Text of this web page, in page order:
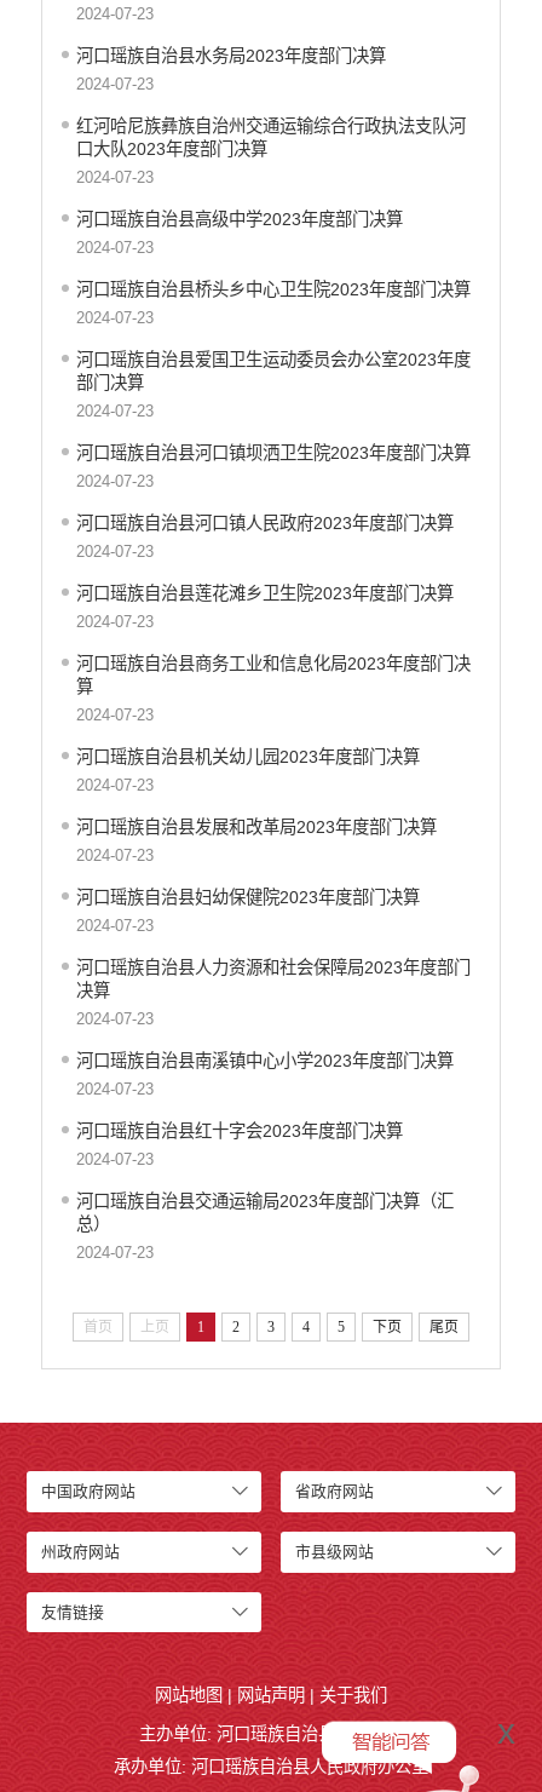
人力资源管理信息公开
乡村振兴工作信息公开
文化机构信息公开
民政信息公开
行政许可
行政处罚和行政强制
行政事业性收费
政府集中采购
公务员招录
建议提案办理答复
减税降费
重大决策
财政资金直达基层
乡村振兴
生态环境
义务教育
政府网站工作年度报表
统计信息
公共文化服务
食品药品监管
应急预案
2024-07-23
河口瑶族自治县水务局2023年度部门决算
2024-07-23
红河哈尼族彝族自治州交通运输综合行政执法支队河
口大队2023年度部门决算
2024-07-23
河口瑶族自治县高级中学2023年度部门决算
2024-07-23
河口瑶族自治县桥头乡中心卫生院2023年度部门决算
2024-07-23
河口瑶族自治县爱国卫生运动委员会办公室2023年度
部门决算
2024-07-23
河口瑶族自治县河口镇坝洒卫生院2023年度部门决算
2024-07-23
河口瑶族自治县河口镇人民政府2023年度部门决算
2024-07-23
河口瑶族自治县莲花滩乡卫生院2023年度部门决算
2024-07-23
河口瑶族自治县商务工业和信息化局2023年度部门决
算
2024-07-23
河口瑶族自治县机关幼儿园2023年度部门决算
2024-07-23
河口瑶族自治县发展和改革局2023年度部门决算
2024-07-23
河口瑶族自治县妇幼保健院2023年度部门决算
2024-07-23
河口瑶族自治县人力资源和社会保障局2023年度部门
决算
2024-07-23
河口瑶族自治县南溪镇中心小学2023年度部门决算
2024-07-23
河口瑶族自治县红十字会2023年度部门决算
2024-07-23
河口瑶族自治县交通运输局2023年度部门决算（汇
总）
2024-07-23
首页 上页 1 2 3 4 5 下页 尾页
中国政府网站 省政府网站
州政府网站 市县级网站
友情链接
网站地图 | 网站声明 | 关于我们
主办单位: 河口瑶族自治县人民政府
承办单位: 河口瑶族自治县人民政府办公室
x